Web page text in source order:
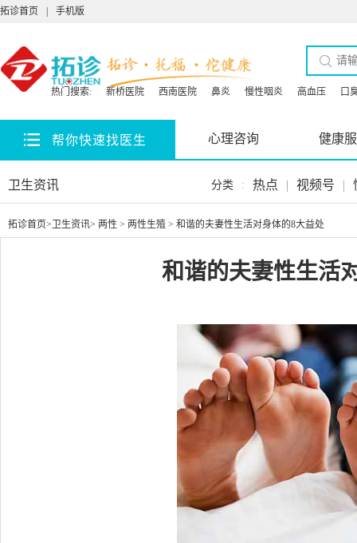
拓诊首页 手机版
热门搜索: 新桥医院 西南医院 鼻炎 慢性咽炎 高血压 口
帮你快速找医生 心理咨询 健康
卫生资讯 分类 : 热点 | 视频号 |
拓诊首页> 卫生资讯> 两性 > 两性生殖 > 和谐的夫妻性生活对身体的8大益处
和谐的夫妻性生活